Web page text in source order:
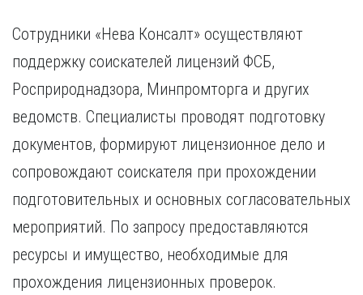
Сотрудники «Нева Консалт» осуществляют
поддержку соискателей лицензий ФСБ,
Росприроднадзора, Минпромторга и других
ведомств. Специалисты проводят подготовку
документов, формируют лицензионное дело и
сопровождают соискателя при прохождении
подготовительных и основных согласовательных
мероприятий. По запросу предоставляются
ресурсы и имущество, необходимые для
прохождения лицензионных проверок.